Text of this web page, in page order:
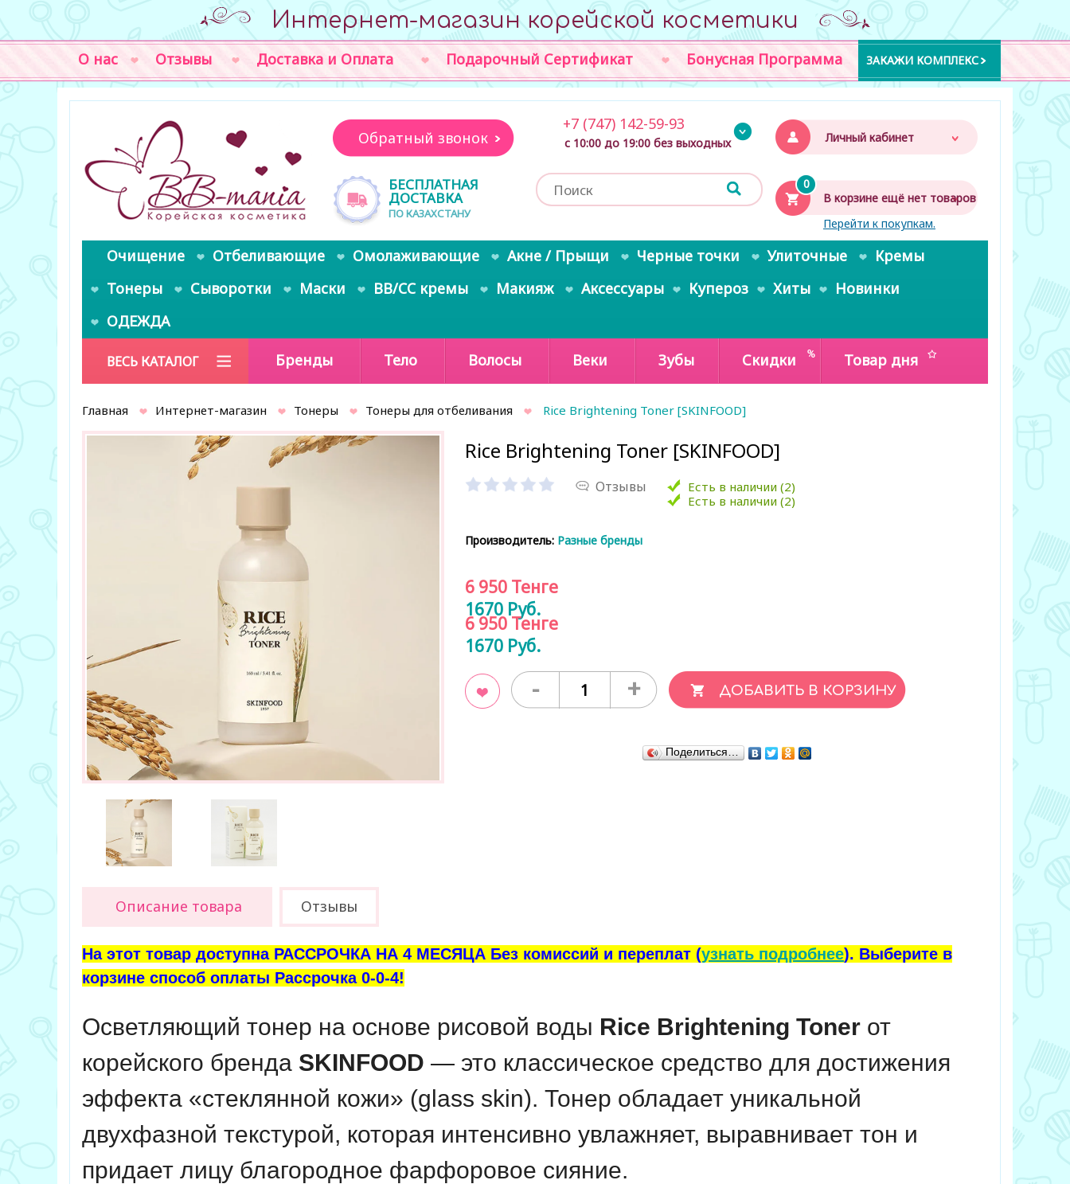
Интернет-магазин корейской косметики
О нас Отзывы Доставка и Оплата Подарочный Сертификат Бонусная Программа ЗАКАЖИ КОМПЛЕКС
Личный кабинет
0
В корзине ещё нет товаров
Перейти к покупкам.
Обратный звонок
БЕСПЛАТНАЯ
ДОСТАВКА
ПО КАЗАХСТАНУ
+7 (747) 142-59-93
с 10:00 до 19:00 без выходных
Очищение Отбеливающие Омолаживающие Акне / Прыщи Черные точки Улиточные
Кремы
Тонеры
Сыворотки Маски BB/CC кремы Макияж Аксессуары Купероз Хиты
Новинки
ОДЕЖДА
ВЕСЬ КАТАЛОГ Бренды Тело Волосы Веки Зубы Скидки Товар дня
Главная Интернет-магазин Тонеры Тонеры для отбеливания Rice Brightening Toner [SKINFOOD]
Rice Brightening Toner [SKINFOOD]
Отзывы
Есть в наличии (2)
Есть в наличии (2)
Производитель: Разные бренды
6 950 Тенге
1670 Руб.
6 950 Тенге
1670 Руб.
- +
Поделиться…
Описание товара Отзывы
На этот товар доступна РАССРОЧКА НА 4 МЕСЯЦА Без комиссий и переплат (узнать подробнее). Выберите в
корзине способ оплаты Рассрочка 0-0-4!
Осветляющий тонер на основе рисовой воды Rice Brightening Toner от
корейского бренда SKINFOOD — это классическое средство для достижения
эффекта «стеклянной кожи» (glass skin). Тонер обладает уникальной
двухфазной текстурой, которая интенсивно увлажняет, выравнивает тон и
придает лицу благородное фарфоровое сияние.